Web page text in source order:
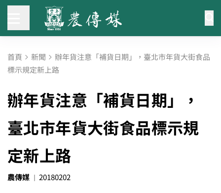
首頁 新聞 辦年貨注意「補貨日期」，臺北市年貨大街食品
標示規定新上路
辦年貨注意「補貨日期」，
臺北市年貨大街食品標示規
定新上路
農傳媒 20180202